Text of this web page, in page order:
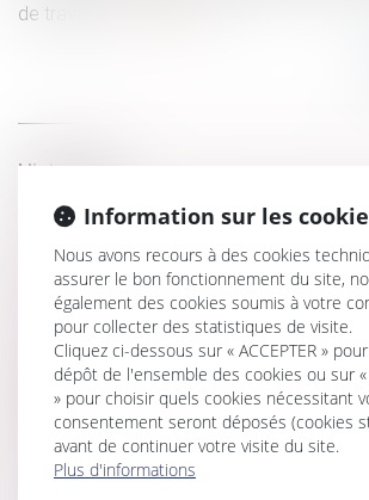
de travail...
Historique
L’absence de système objectif de
contradictoire
Transfert d’une entité économique
des contrats de travail
Licenciement pour inaptitude :
égale à l’indemnité compensatrice de
droit à congés payés
Exécution du contrat de travail :
loi nouvelle
Information sur les
Nous avons recours à des cookies
assurer le bon fonctionnement du site,
également des cookies soumis à votre
pour collecter des statistiques de visite.
Cliquez ci-dessous sur « ACCEPTER »
dépôt de l'ensemble des cookies ou sur «
» pour choisir quels cookies nécessitant
consentement seront déposés (cookies
avant de continuer votre visite du site.
Plus d'informations